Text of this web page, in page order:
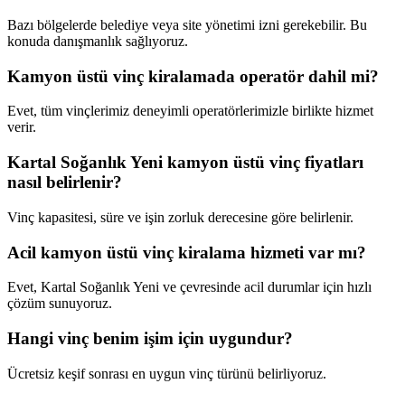
Bazı bölgelerde belediye veya site yönetimi izni gerekebilir. Bu
konuda danışmanlık sağlıyoruz.
Kamyon üstü vinç kiralamada operatör dahil mi?
Evet, tüm vinçlerimiz deneyimli operatörlerimizle birlikte hizmet
verir.
Kartal Soğanlık Yeni kamyon üstü vinç fiyatları
nasıl belirlenir?
Vinç kapasitesi, süre ve işin zorluk derecesine göre belirlenir.
Acil kamyon üstü vinç kiralama hizmeti var mı?
Evet, Kartal Soğanlık Yeni ve çevresinde acil durumlar için hızlı
çözüm sunuyoruz.
Hangi vinç benim işim için uygundur?
Ücretsiz keşif sonrası en uygun vinç türünü belirliyoruz.